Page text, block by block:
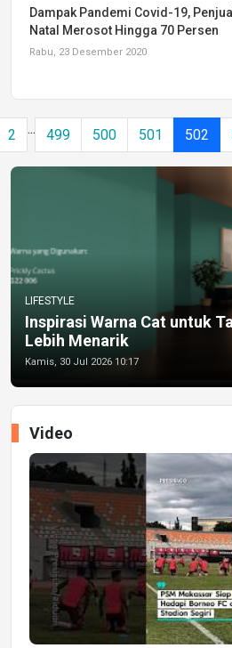
Dampak Pandemi Covid-19,
Natal Merosot Hingga 70 Persen
Rabu, 23 Desember 2020
2 ... 499 500 501 502
LIFESTYLE
Inspirasi Warna Cat untuk
Lebih Menarik
Kamis, 30 Jul 2026 10:17
Video